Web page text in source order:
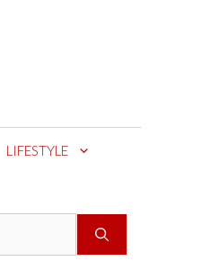
LIFESTYLE